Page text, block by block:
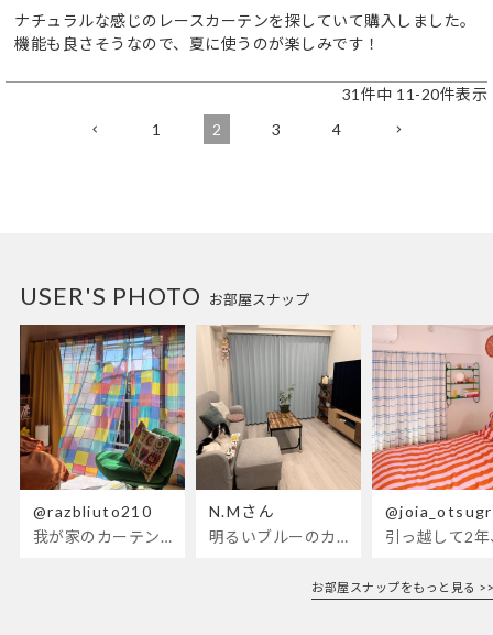
ナチュラルな感じのレースカーテンを探していて購入しました。
機能も良さそうなので、夏に使うのが楽しみです！
31 件中 11 -20件表示
1
2 3 4
お部屋スナップ
USER'S PHOTO
@razbliuto210
我が家のカーテンが新しくなりました🌼早起きが超絶苦手な私が、思わず朝カーテンを開けて光合成するようになったステンドグラスカーテン…！
N.Mさん
明るいブルーのカーテンで、部屋全体が明るく。白を基調とした部屋にぴったりです。
お部屋スナップをもっと見る >>